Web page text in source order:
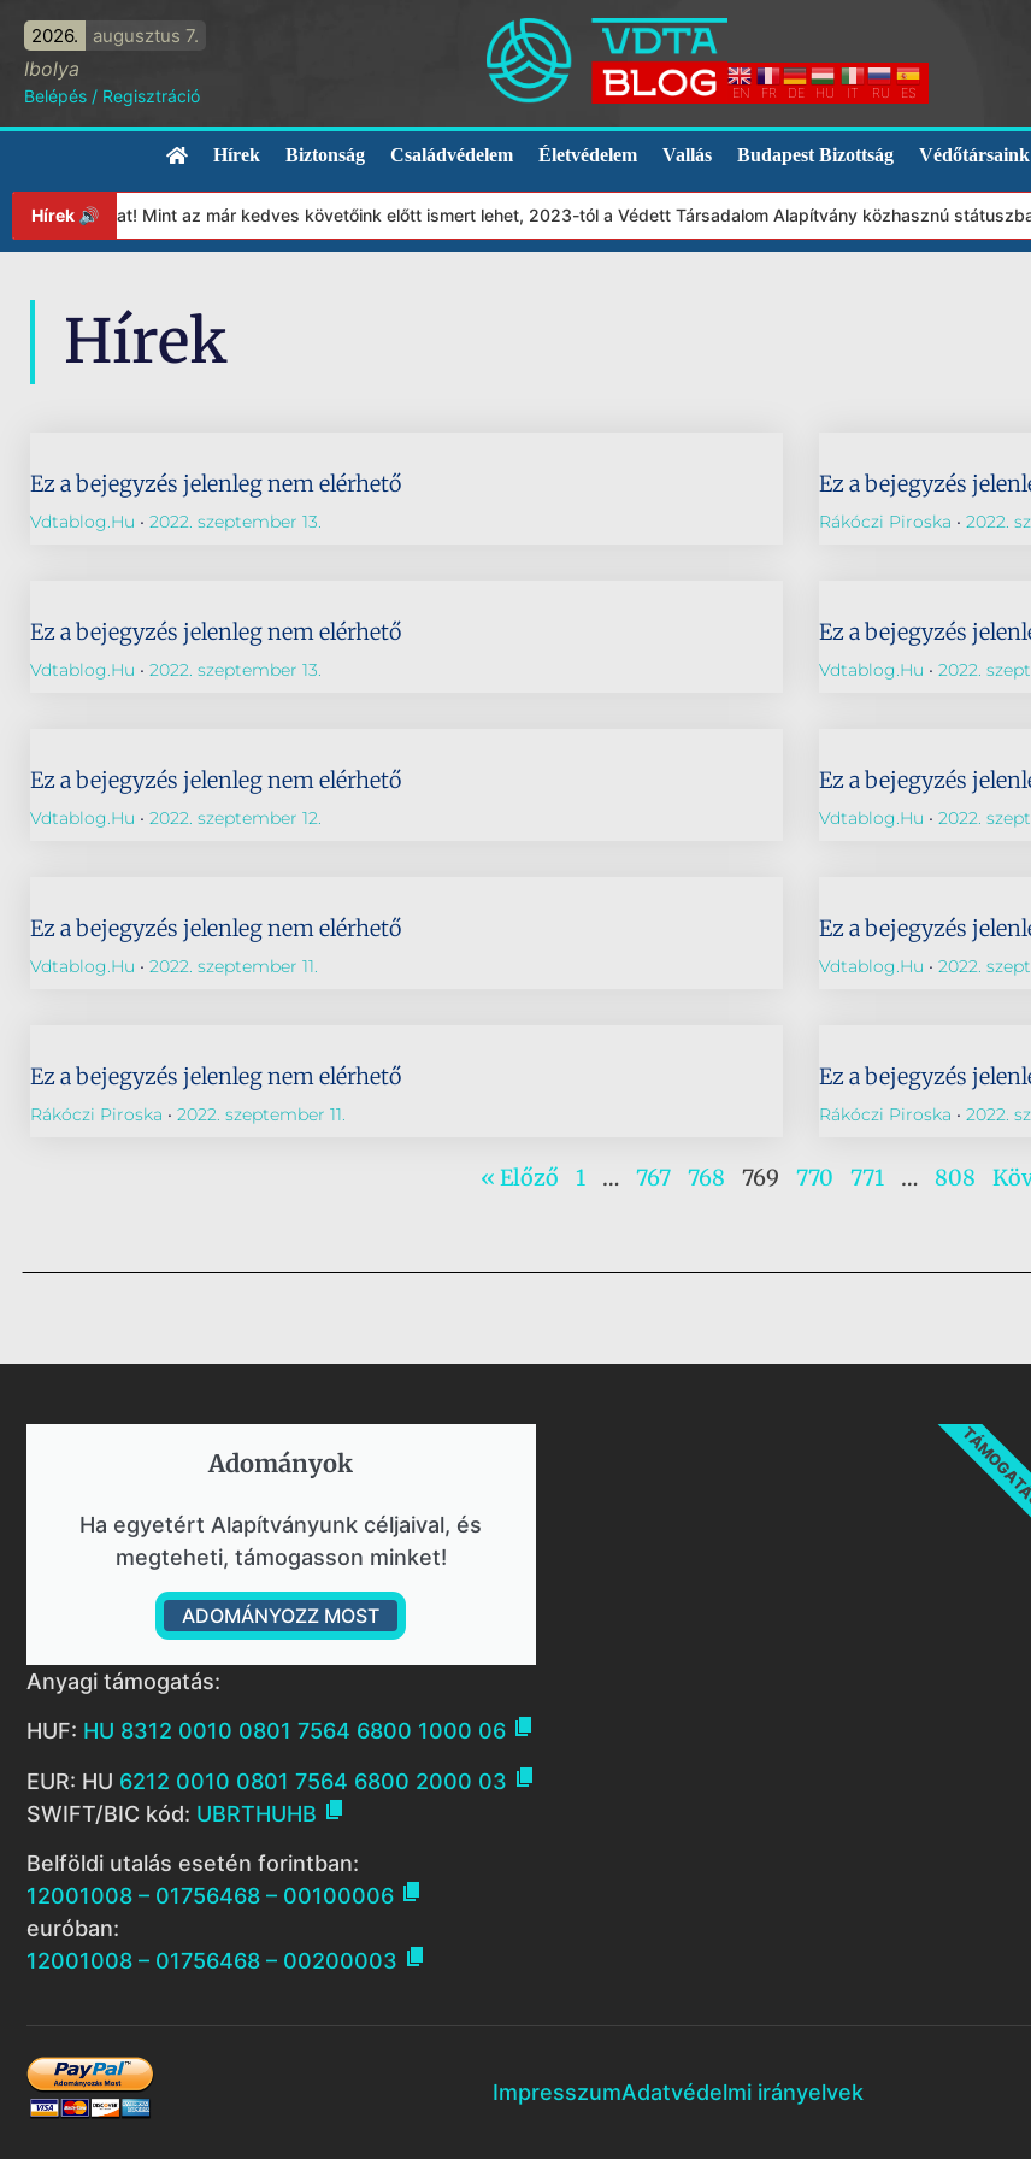
2026. augusztus 7.
Ibolya
Belépés / Regisztráció EN FR DE HU IT RU ES
Hírek Biztonság Családvédelem Életvédelem Vallás Budapest Bizottság
Hírek 🔊 Mint az már kedves követőink előtt ismert lehet, 2023-tól a Védett Társadalom Alapítvány közhasznú
Hírek
Ez a bejegyzés jelenleg nem elérhető
Vdtablog.hu 2022. szeptember 13.
Ez a bejegyzés
Rákóczi Piroska 2022.
Ez a bejegyzés jelenleg nem elérhető
Vdtablog.hu 2022. szeptember 13.
Ez a bejegyzés
Vdtablog.hu 2022.
Ez a bejegyzés jelenleg nem elérhető
Vdtablog.hu 2022. szeptember 12.
Ez a bejegyzés
Vdtablog.hu 2022.
Ez a bejegyzés jelenleg nem elérhető
Vdtablog.hu 2022. szeptember 11.
Ez a bejegyzés
Vdtablog.hu 2022.
Ez a bejegyzés jelenleg nem elérhető
Rákóczi Piroska 2022. szeptember 11.
Ez a bejegyzés
Rákóczi Piroska 2022.
« Előző 1 … 767 768 769 770 771 … 808
Adományok​
Ha egyetért Alapítványunk céljaival, és
megteheti, támogasson minket!
ADOMÁNYOZZ MOST
Anyagi támogatás:
HUF: HU 8312 0010 0801 7564 6800 1000 06 
EUR: HU 6212 0010 0801 7564 6800 2000 03 
SWIFT/BIC kód: UBRTHUHB 
Belföldi utalás esetén forintban:
12001008 – 01756468 – 00100006 
euróban:
12001008 – 01756468 – 00200003 
ImpresszumAdatvédelmi irányelvek